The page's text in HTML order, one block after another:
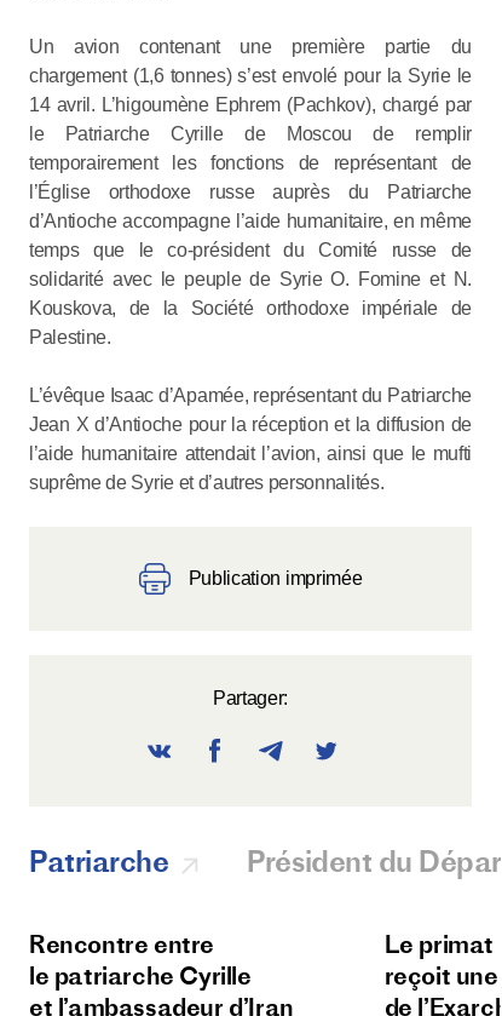
Un avion contenant une première partie du
chargement (1,6 tonnes) s’est envolé pour la Syrie le
14 avril. L’higoumène Ephrem (Pachkov), chargé par
le Patriarche Cyrille de Moscou de remplir
temporairement les fonctions de représentant de
l’Église orthodoxe russe auprès du Patriarche
d’Antioche accompagne l’aide humanitaire, en même
temps que le co-président du Comité russe de
solidarité avec le peuple de Syrie O. Fomine et N.
Kouskova, de la Société orthodoxe impériale de
Palestine.
L’évêque Isaac d’Apamée, représentant du Patriarche
Jean X d’Antioche pour la réception et la diffusion de
l’aide humanitaire attendait l’avion, ainsi que le mufti
suprême de Syrie et d’autres personnalités.
Publication imprimée
Partager:
Patriarche Président du
Rencontre entre
le patriarche Cyrille
et l’ambassadeur d’Iran
Le primat
reçoit
de